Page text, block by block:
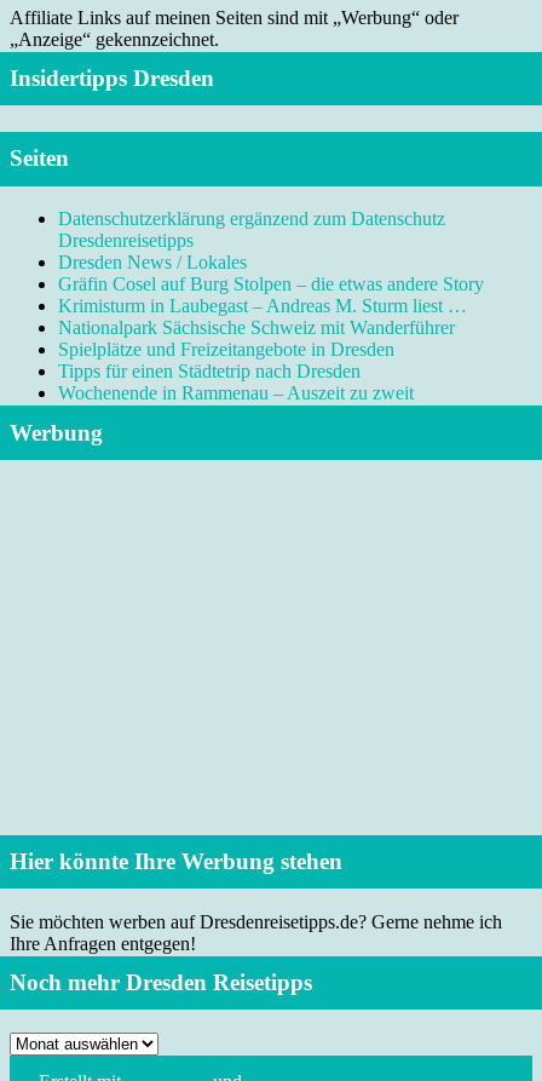
Affiliate Links auf meinen Seiten sind mit „Werbung“ oder
„Anzeige“ gekennzeichnet.
Insidertipps Dresden
Seiten
Datenschutzerklärung ergänzend zum Datenschutz
Dresdenreisetipps
Dresden News / Lokales
Gräfin Cosel auf Burg Stolpen – die etwas andere Story
Krimisturm in Laubegast – Andreas M. Sturm liest …
Nationalpark Sächsische Schweiz mit Wanderführer
Spielplätze und Freizeitangebote in Dresden
Tipps für einen Städtetrip nach Dresden
Wochenende in Rammenau – Auszeit zu zweit
Werbung
Hier könnte Ihre Werbung stehen
Sie möchten werben auf Dresdenreisetipps.de? Gerne nehme ich
Ihre Anfragen entgegen!
Noch mehr Dresden Reisetipps
Noch